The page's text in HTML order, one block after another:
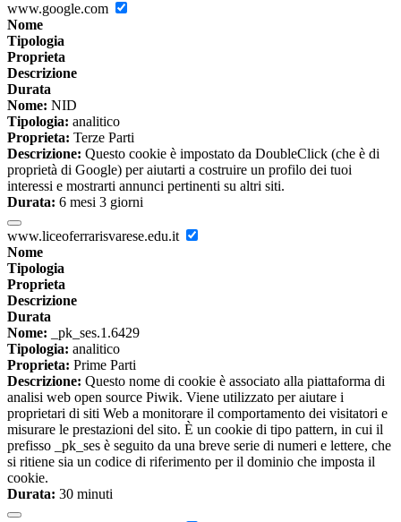
www.google.com
Nome
Tipologia
Proprieta
Descrizione
Durata
Nome: NID
Tipologia: analitico
Proprieta: Terze Parti
Descrizione: Questo cookie è impostato da DoubleClick (che è di
proprietà di Google) per aiutarti a costruire un profilo dei tuoi
interessi e mostrarti annunci pertinenti su altri siti.
Durata: 6 mesi 3 giorni
www.liceoferrarisvarese.edu.it
Nome
Tipologia
Proprieta
Descrizione
Durata
Nome: _pk_ses.1.6429
Tipologia: analitico
Proprieta: Prime Parti
Descrizione: Questo nome di cookie è associato alla piattaforma di
analisi web open source Piwik. Viene utilizzato per aiutare i
proprietari di siti Web a monitorare il comportamento dei visitatori e
misurare le prestazioni del sito. È un cookie di tipo pattern, in cui il
prefisso _pk_ses è seguito da una breve serie di numeri e lettere, che
si ritiene sia un codice di riferimento per il dominio che imposta il
cookie.
Durata: 30 minuti